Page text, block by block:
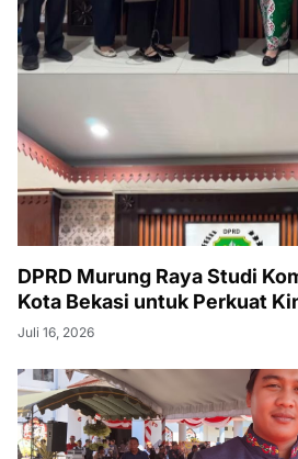
DPRD Murung Raya Studi
Kota Bekasi untuk Perkuat
Juli 16, 2026